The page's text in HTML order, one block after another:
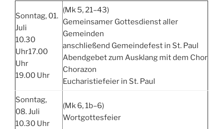
Sonntag, 01.
Juli
10.30
Uhr17.00
Uhr
19.00 Uhr
(Mk 5, 21–43)
Gemeinsamer Gottesdienst aller
Gemeinden
anschließend Gemeindefest in St. Paul
Abendgebet zum Ausklang mit dem Chor
Chorazon
Eucharistiefeier in St. Paul
Sonntag,
08. Juli
10.30 Uhr
(Mk 6, 1b–6)
Wortgottesfeier